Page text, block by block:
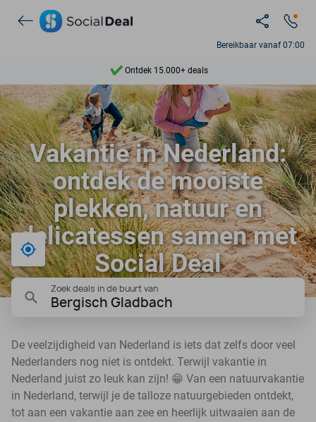
Bereikbaar vanaf 07:00
7 dagen per week beschikbaar
10+ miljoen leden
9,4
Ontdek 15.000+ deals
Vakantie in Nederland:
ontdek de mooiste
plekken, natuur en
delicatessen samen met
Social Deal
Bij mij in de buurt
Zoek deals in de buurt van
Bergisch Gladbach
De veelzijdigheid van Nederland is iets dat zelfs door veel
Nederlanders nog niet is ontdekt. Terwijl vakantie in
Nederland juist zo leuk kan zijn! 😁 Van een natuurvakantie
in Nederland, terwijl je de talloze natuurgebieden ontdekt,
tot aan een vakantie aan zee en heerlijk uitwaaien aan de